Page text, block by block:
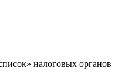
налоговых органов